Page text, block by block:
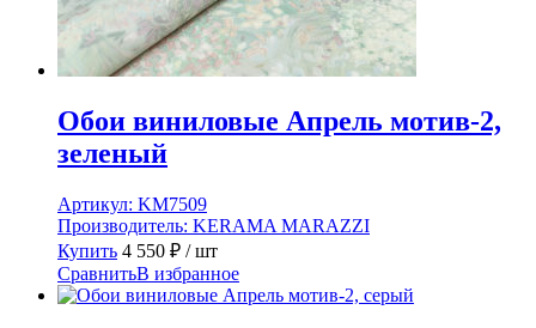
Обои виниловые Апрель мотив-2,
зеленый
Артикул: KM7509
Производитель: KERAMA MARAZZI
Купить 4 550 ₽ / шт
СравнитьВ избранное